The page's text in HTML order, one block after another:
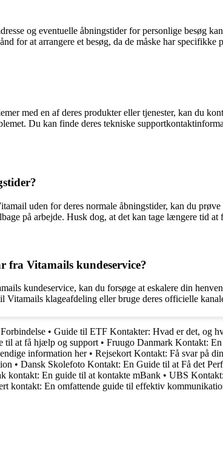
og eventuelle åbningstider for personlige besøg
for at arrangere et besøg, da de måske har specifikke
med en af ​​deres produkter eller tjenester, kan du
Du kan finde deres tekniske
uden for deres normale åbningstider, kan du
på arbejde. Husk dog, at det kan tage længere tid
fra Vitamails kundeservice?
kundeservice, kan du forsøge at eskalere din
klageafdeling eller bruge deres officielle
• Guide til ETF Kontakter: Hvad er det, og
til at få hjælp og support • Fruugo Danmark Kontakt:
information her• Rejsekort Kontakt: Få svar på
• Dansk Skolefoto Kontakt: En Guide til at Få det
kontakt: En guide til at kontakte mBank • UBS
kontakt: En omfattende guide til effektiv